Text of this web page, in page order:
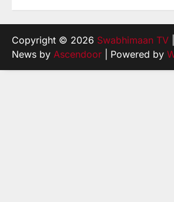
Copyright © 2026 Swabhimaan TV
News by Ascendoor | Powered by